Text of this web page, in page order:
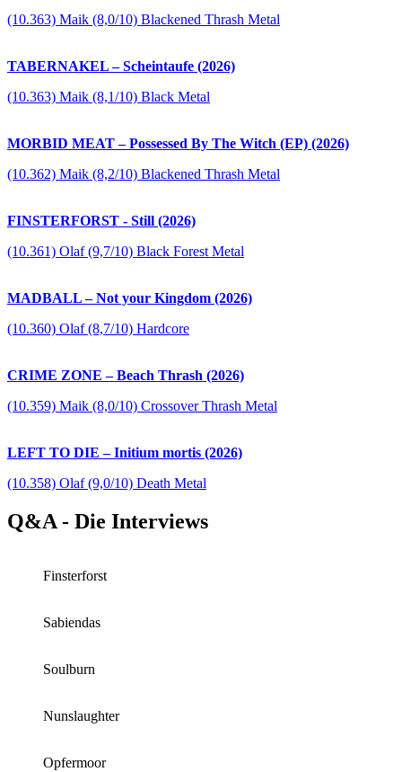
(10.363) Maik (8,0/10) Blackened Thrash Metal
TABERNAKEL – Scheintaufe (2026)
(10.363) Maik (8,1/10) Black Metal
MORBID MEAT – Possessed By The Witch (EP) (2026)
(10.362) Maik (8,2/10) Blackened Thrash Metal
FINSTERFORST - Still (2026)
(10.361) Olaf (9,7/10) Black Forest Metal
MADBALL – Not your Kingdom (2026)
(10.360) Olaf (8,7/10) Hardcore
CRIME ZONE – Beach Thrash (2026)
(10.359) Maik (8,0/10) Crossover Thrash Metal
LEFT TO DIE – Initium mortis (2026)
(10.358) Olaf (9,0/10) Death Metal
Q&A - Die Interviews
Finsterforst
Sabiendas
Soulburn
Nunslaughter
Opfermoor